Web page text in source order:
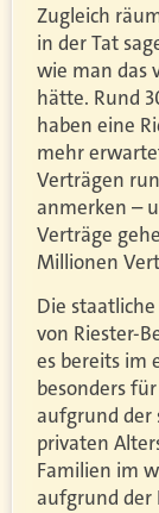
Zugleich
in der Tat
wie man das
hätte. Rund
haben eine
mehr
Verträgen
anmerken –
Verträge
Millionen
Die
von Riester-
es bereits im
besonders
aufgrund der
privaten
Familien im
aufgrund der